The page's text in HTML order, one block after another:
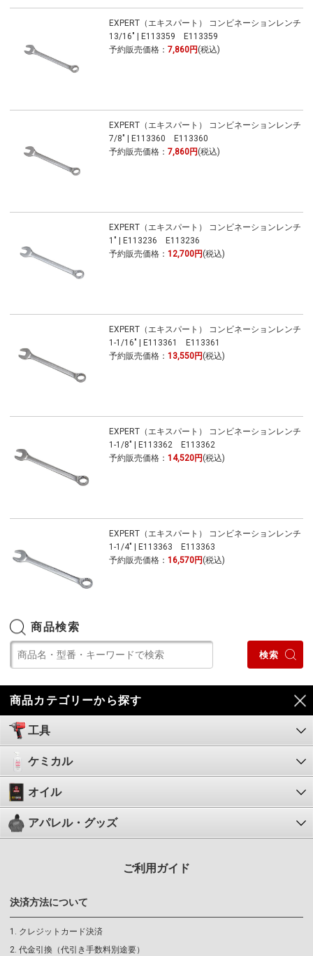
EXPERT（エキスパート） コンビネーションレンチ
13/16" | E113359 E113359
予約販売価格： 7,860円 (税込)
EXPERT（エキスパート） コンビネーションレンチ
7/8" | E113360 E113360
予約販売価格： 7,860円 (税込)
EXPERT（エキスパート） コンビネーションレンチ
1" | E113236 E113236
予約販売価格： 12,700円 (税込)
EXPERT（エキスパート） コンビネーションレンチ
1-1/16" | E113361 E113361
予約販売価格： 13,550円 (税込)
EXPERT（エキスパート） コンビネーションレンチ
1-1/8" | E113362 E113362
予約販売価格： 14,520円 (税込)
EXPERT（エキスパート） コンビネーションレンチ
1-1/4" | E113363 E113363
予約販売価格： 16,570円 (税込)
商品検索
商品カテゴリーから探す
工具
ケミカル
オイル
アパレル・グッズ
ご利用ガイド
決済方法について
クレジットカード決済
代金引換（代引き手数料別途要）